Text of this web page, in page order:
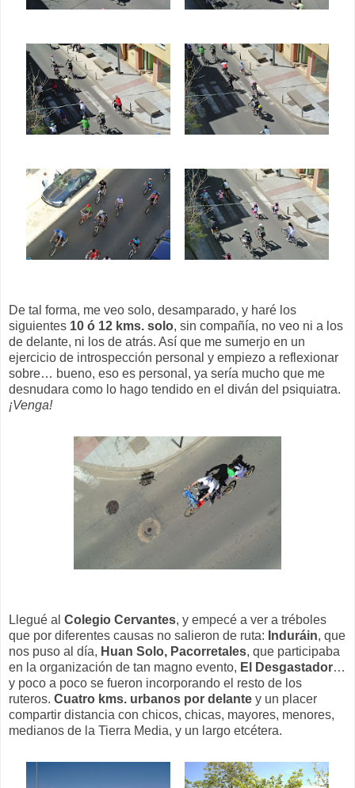
De tal forma, me veo solo, desamparado, y haré los
siguientes 10 ó 12 kms. solo, sin compañía, no veo ni a los
de delante, ni los de atrás. Así que me sumerjo en un
ejercicio de introspección personal y empiezo a reflexionar
sobre… bueno, eso es personal, ya sería mucho que me
desnudara como lo hago tendido en el diván del psiquiatra.
¡Venga!
Llegué al Colegio Cervantes, y empecé a ver a tréboles
que por diferentes causas no salieron de ruta: Induráin, que
nos puso al día, Huan Solo, Pacorretales, que participaba
en la organización de tan magno evento, El Desgastador…
y poco a poco se fueron incorporando el resto de los
ruteros. Cuatro kms. urbanos por delante y un placer
compartir distancia con chicos, chicas, mayores, menores,
medianos de la Tierra Media, y un largo etcétera.